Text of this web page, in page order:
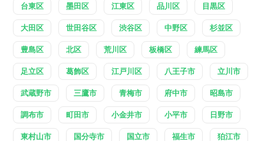
台東区 墨田区 江東区 品川区 目黒区
大田区 世田谷区 渋谷区 中野区 杉並区
豊島区 北区 荒川区 板橋区 練馬区
足立区 葛飾区 江戸川区 八王子市 立川市
武蔵野市 三鷹市 青梅市 府中市 昭島市
調布市 町田市 小金井市 小平市 日野市
東村山市 国分寺市 国立市 福生市 狛江市